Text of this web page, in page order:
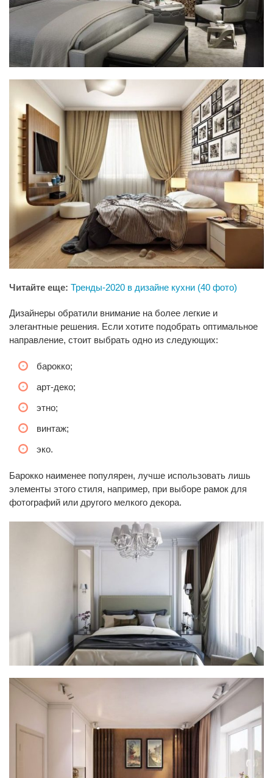
Читайте еще: Тренды-2020 в дизайне кухни (40 фото)
Дизайнеры обратили внимание на более легкие и
элегантные решения. Если хотите подобрать оптимальное
направление, стоит выбрать одно из следующих:
барокко;
арт-деко;
этно;
винтаж;
эко.
Барокко наименее популярен, лучше использовать лишь
элементы этого стиля, например, при выборе рамок для
фотографий или другого мелкого декора.